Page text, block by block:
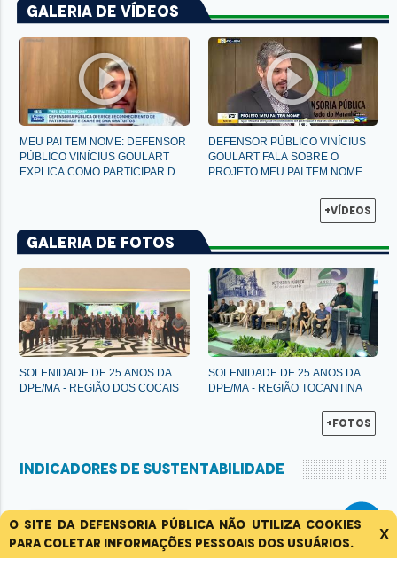
O site da Defensoria Pública não utiliza cookies
para coletar informações pessoais dos usuários.
X
Galeria de Vídeos
play_circle_outline
MEU PAI TEM NOME: DEFENSOR
PÚBLICO VINÍCIUS GOULART
EXPLICA COMO PARTICIPAR DA CAMPANHA DA DPE
play_circle_outline
DEFENSOR PÚBLICO VINÍCIUS
GOULART FALA SOBRE O
PROJETO MEU PAI TEM NOME
+Vídeos
Galeria de Fotos
SOLENIDADE DE 25 ANOS DA
DPE/MA - REGIÃO DOS COCAIS
SOLENIDADE DE 25 ANOS DA
DPE/MA - REGIÃO TOCANTINA
+Fotos
INDICADORES DE SUSTENTABILIDADE
2.144 un
129,00
tCO2e